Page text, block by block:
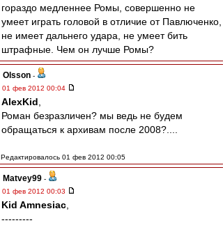
гораздо медленнее Ромы, совершенно не
умеет играть головой в отличие от Павлюченко,
не имеет дальнего удара, не умеет бить
штрафные. Чем он лучше Ромы?
Olsson -
01 фев 2012 00:04
AlexKid
Роман безразличен? мы ведь не будем
обращаться к архивам после 2008?....
Редактировалось 01 фев 2012 00:05
Matvey99 -
01 фев 2012 00:03
Kid Amnesiac
---------